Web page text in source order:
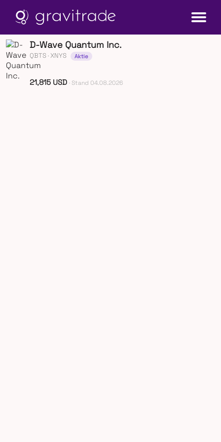
D-Wave Quantum Inc.
QBTS· XNYS Aktie
21,815 USD · Stand 04.08.2026